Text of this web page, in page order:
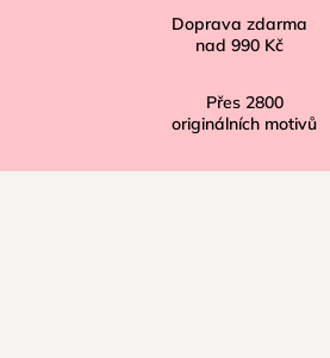
Doprava zdarma
nad 990 Kč
Přes 2800
originálních motivů